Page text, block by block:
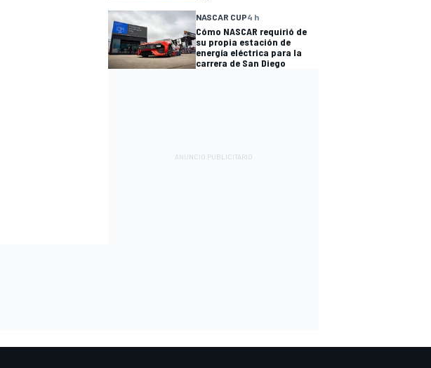
NASCAR CUP4 h
Cómo NASCAR requirió de
su propia estación de
energía eléctrica para la
carrera de San Diego